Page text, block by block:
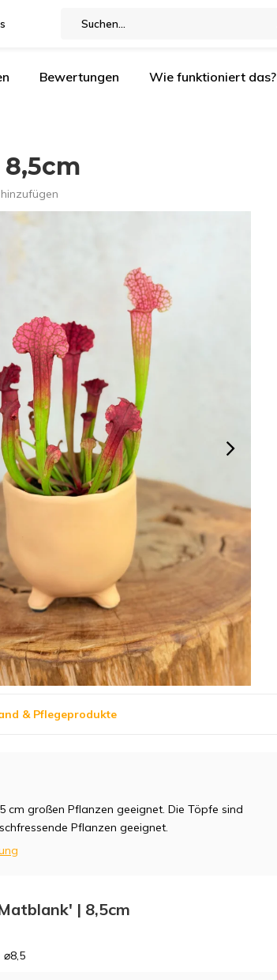
Bewertungen Wie funktioniert das?
& Pflegeprodukte
cm großen Pflanzen geeignet. Die Töpfe sind
Pflanzen geeignet.
| 8,5cm
⌀8,5